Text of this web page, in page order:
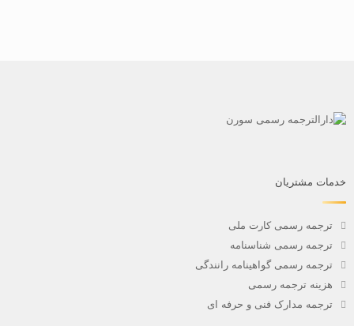
خدمات مشتریان
ترجمه رسمی کارت ملی
ترجمه رسمی شناسنامه
ترجمه رسمی گواهینامه رانندگی
هزینه ترجمه رسمی
ترجمه مدارک فنی و حرفه ای